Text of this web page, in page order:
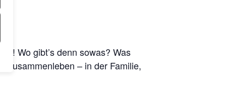
Wo gibt’s denn sowas? Was
zusam­men­le­ben – in der Fami­lie,